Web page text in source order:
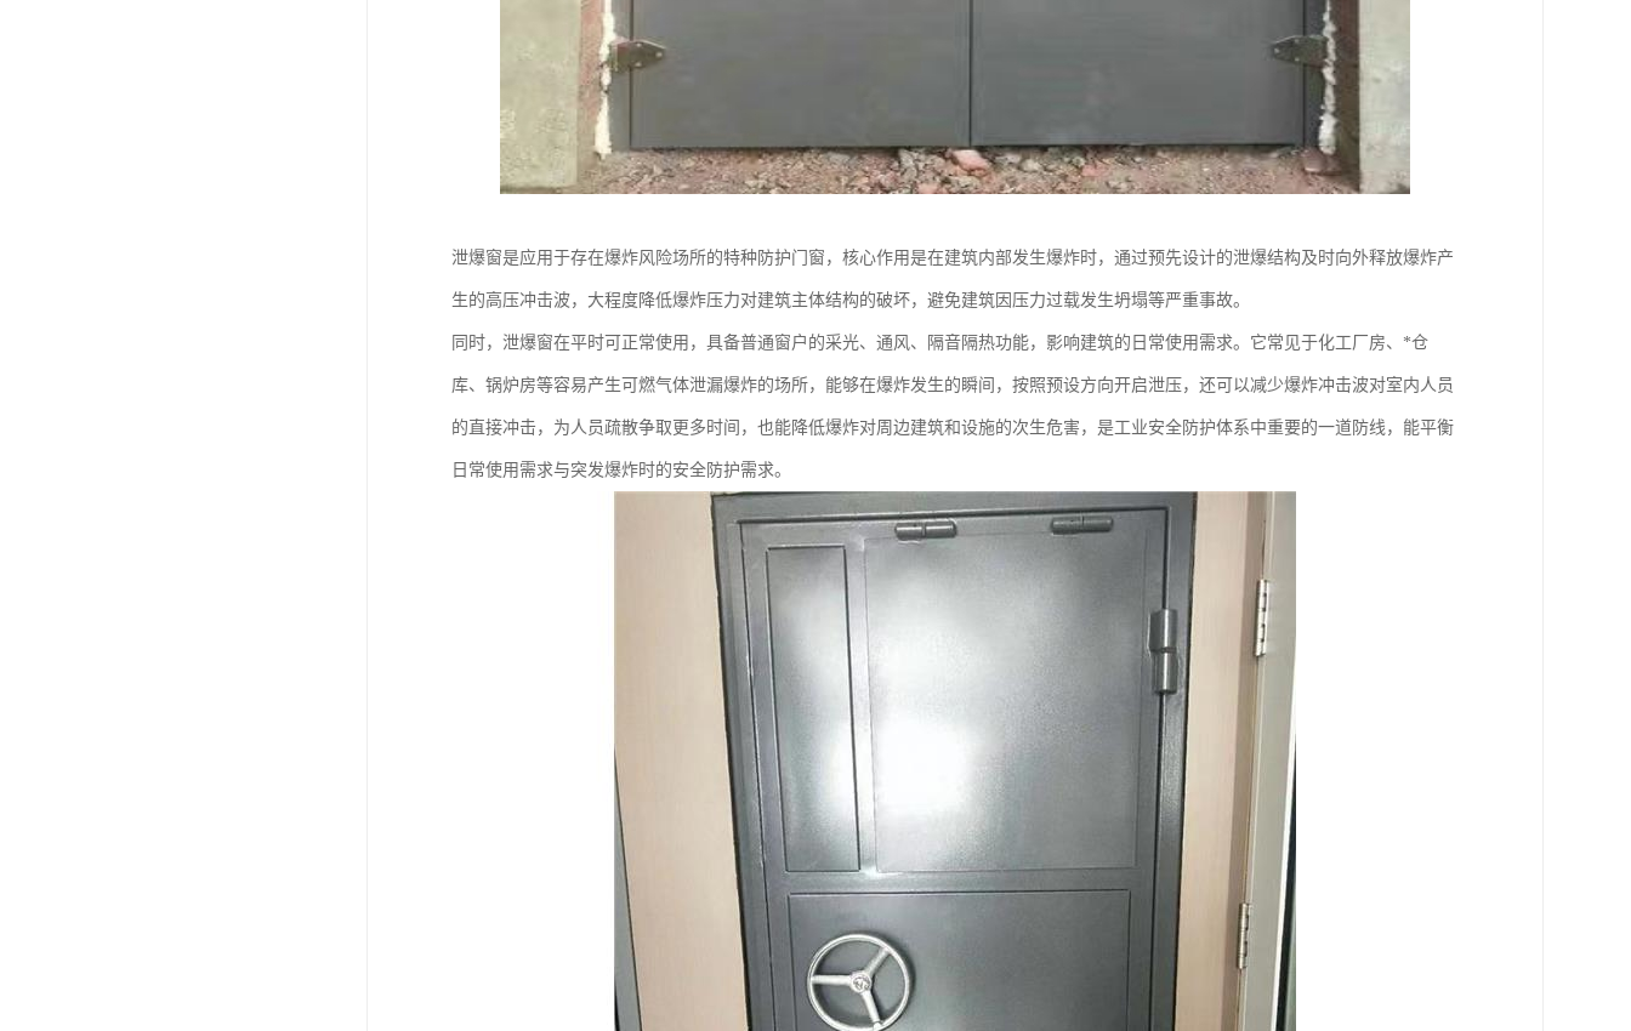
泄爆窗是应用于存在爆炸风险场所的特种防护门窗，核心作用是在建筑内部发生爆炸时，通过预先设计的泄爆结构及时向外释放爆炸产
生的高压冲击波，大程度降低爆炸压力对建筑主体结构的破坏，避免建筑因压力过载发生坍塌等严重事故。
同时，泄爆窗在平时可正常使用，具备普通窗户的采光、通风、隔音隔热功能，影响建筑的日常使用需求。它常见于化工厂房、*仓
库、锅炉房等容易产生可燃气体泄漏爆炸的场所，能够在爆炸发生的瞬间，按照预设方向开启泄压，还可以减少爆炸冲击波对室内人员
的直接冲击，为人员疏散争取更多时间，也能降低爆炸对周边建筑和设施的次生危害，是工业安全防护体系中重要的一道防线，能平衡
日常使用需求与突发爆炸时的安全防护需求。